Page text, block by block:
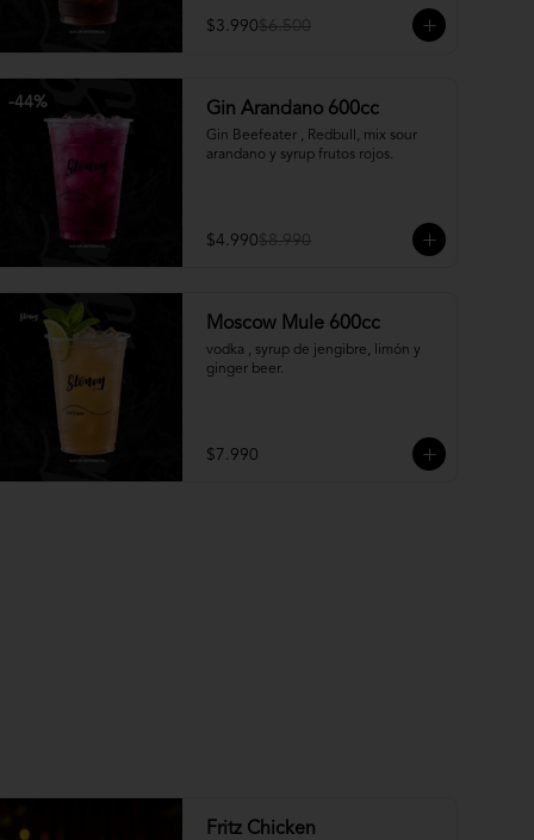
$3.990$6.500
-44% Gin Arandano 600cc
Gin Beefeater , Redbull, mix sour
arandano y syrup frutos rojos.
$4.990$8.990
Moscow Mule 600cc
vodka , syrup de jengibre, limón y
ginger beer.
$7.990
Fritz Chicken